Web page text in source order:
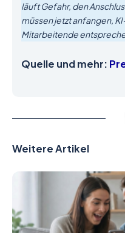
läuft Gefahr, den
müssen jetzt anfangen,
Mitarbeitende
Quelle und mehr:
Weitere Artikel